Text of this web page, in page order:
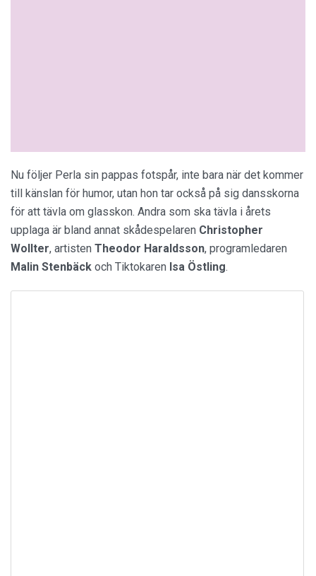
Nu följer Perla sin pappas fotspår, inte bara när det kommer
till känslan för humor, utan hon tar också på sig dansskorna
för att tävla om glasskon. Andra som ska tävla i årets
upplaga är bland annat skådespelaren Christopher
Wollter, artisten Theodor Haraldsson, programledaren
Malin Stenbäck och Tiktokaren Isa Östling.